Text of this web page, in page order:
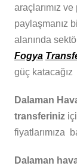
araçlarımız
paylaşmanız
alanında
Fogya
güç katacağız
Dalaman
transferiniz
fiyatlarımıza
Dalaman